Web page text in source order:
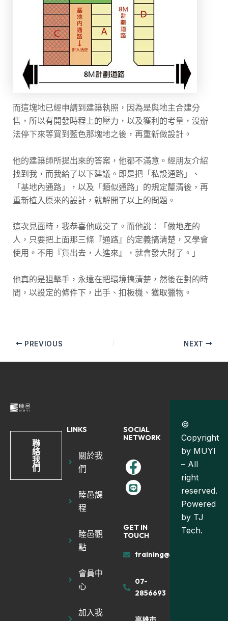
而這塊地已經申請到建築執照，因為是與地主合建分
售，所以有開發時程上的壓力，以及獲利的考量，沒辦
法停下來等買到藍色那塊地之後，再重新做設計。
他的建築師所提出來的答案，他都不滿意。經朋友介紹
找到我，而我給了以下建議。即是把「私設通路」、
「基地內通路」，以及「類似通路」的規定釐清後，再
重新植入原來的設計，就解開了以上的問題。
這次見面時，我恭喜他成交了。而他說：「做地產的
人，只要把上面那三條『通路』的定義搞清楚，又學會
使用。不用『貨出去，人進來』，就會發大財了。」
他真的是狙擊手，永遠在把環境搞清楚，然後在對的時
間，以設定的條件下，出手、扣板機、獲取獵物。
PREVIOUS NEXT
聯
絡
我
們
LINKS
關於我
們
睦邑課
程
睦邑觀
點
會員中
心
加入我
SOCIAL
NETWORK
GET IN
TOUCH
training@muyiland.com
07-
2856693
©
Copyright
by MUYI
– All
right
reserved.
Powered
by TJ
Tech.